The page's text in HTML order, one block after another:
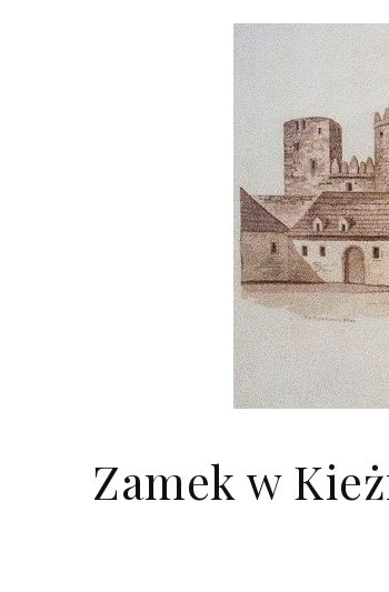
Zamek w